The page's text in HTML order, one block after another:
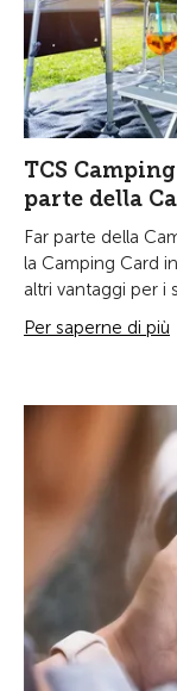
TCS
parte della
Far parte della
la Camping Card
altri vantaggi per i
Per saperne di più